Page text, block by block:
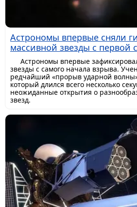
Астрономы впервые сняли
массивной звезды с первой
Астрономы впервые
звезды с самого начала взрыва.
редчайший «прорыв ударной
который длился всего несколько
неожиданные открытия о
звезд.